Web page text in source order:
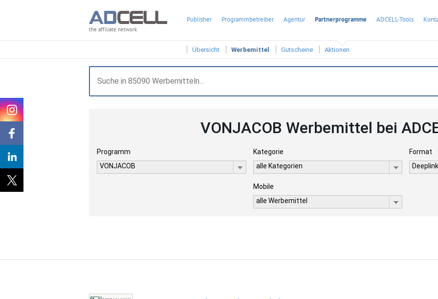
the affiliate network
Publisher Programmbetreiber Agentur Partnerprogramme ADCELL-Tools
Übersicht Werbemittel Gutscheine Aktionen
VONJACOB Werbemittel bei
Programm
VONJACOB
Kategorie
alle Kategorien
Format
Mobile
alle Werbemittel